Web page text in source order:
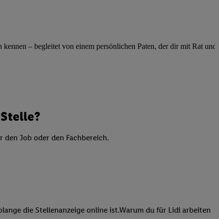
– begleitet von einem persönlichen Paten, der dir mit Rat und
Job oder den Fachbereich.
die Stellenanzeige online ist.Warum du für Lidl arbeiten
Quellen,
Analyse
Verwendung
von Profilen